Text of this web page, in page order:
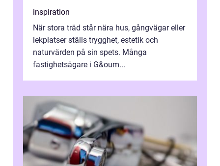
inspiration
När stora träd står nära hus, gångvägar eller
lekplatser ställs trygghet, estetik och
naturvärden på sin spets. Många
fastighetsägare i G&oum...